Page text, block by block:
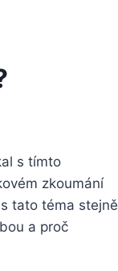
s tímto
zkoumání
tato⁤ téma stejně
a proč